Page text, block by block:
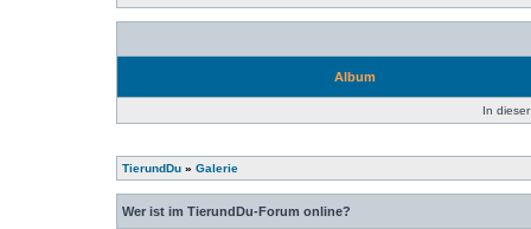
Album
In
TierundDu » Galerie
Wer ist im TierundDu-Forum online?